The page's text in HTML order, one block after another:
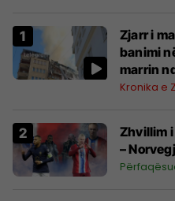
Zjarr i
banimi
marrin
Kronika e
Zhvillim
–